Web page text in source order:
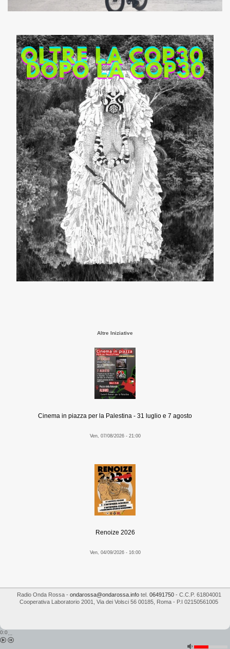
Altre Iniziative
Cinema in piazza per la Palestina - 31 luglio e 7 agosto
Ven, 07/08/2026 - 21:00
Renoize 2026
Ven, 04/09/2026 - 16:00
Radio Onda Rossa- ondarossa@ondarossa.infotel. 06491750- C.C.P. 61804001
Cooperativa Laboratorio 2001
Via dei Volsci 56 00185 Roma - P.I 02150561005
0:0